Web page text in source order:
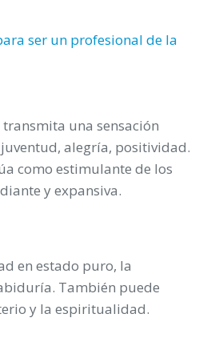
ser un profesional de la
una sensación
alegría, positividad.
como estimulante de los
y expansiva.
en estado puro, la
También puede
y la espiritualidad.